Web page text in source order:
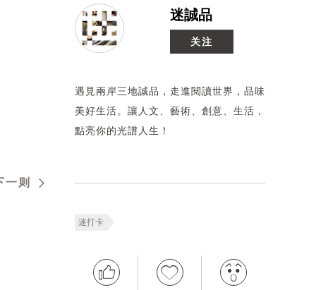
迷誠品
关注
遇見兩岸三地誠品，走進閱讀世界，品味
美好生活。讓人文、藝術、創意、生活，
點亮你的光譜人生！
迷打卡
一则